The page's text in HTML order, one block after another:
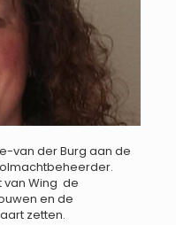
van der Burg aan de
van Wing de
en de
zetten.